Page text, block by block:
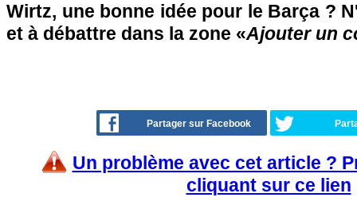
Wirtz, une bonne idée pour le Barça ?
et à débattre dans la zone «Ajouter un
Partager sur Facebook
Un problème avec cet article ?
cliquant sur ce lien